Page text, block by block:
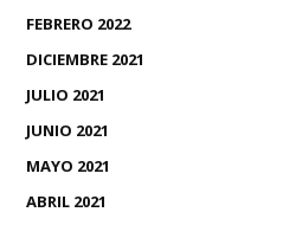
FEBRERO 2022
DICIEMBRE 2021
JULIO 2021
JUNIO 2021
MAYO 2021
ABRIL 2021